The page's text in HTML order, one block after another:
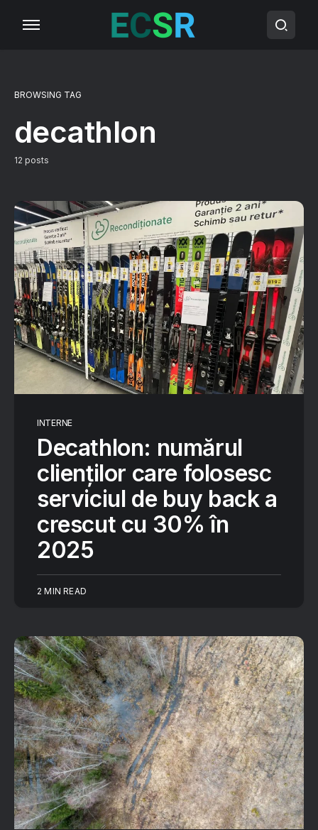
BROWSING TAG
decathlon
12 posts
INTERNE
Decathlon: numărul
clienților care folosesc
serviciul de buy back a
crescut cu 30% în
2025
2 MIN READ